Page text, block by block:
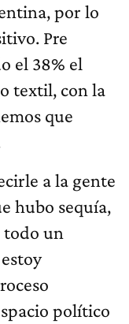
por lo
Pre
el 38% el
textil, con la
que
a la gente
hubo sequía,
todo un
político